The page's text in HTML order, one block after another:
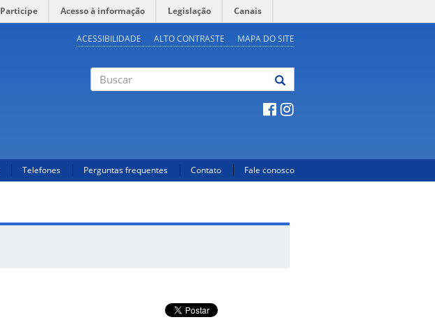
Participe Acesso à informação Legislação Canais
ACESSIBILIDADE ALTO CONTRASTE MAPA DO SITE
Telefones Perguntas frequentes Contato Fale conosco